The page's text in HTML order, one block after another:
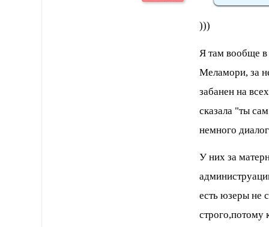
)))
Я там вообще в
Меламори, за
забанен на
сказала "ты
немного
У них за
есть юзеры не
строго,потому